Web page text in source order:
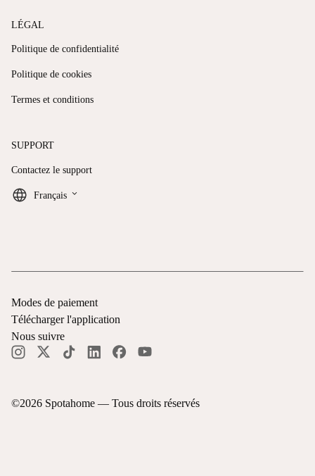
LÉGAL
Politique de confidentialité
Politique de cookies
Termes et conditions
SUPPORT
Contactez le support
Français keyboard_arrow_down
©2026 Spotahome — Tous droits réservés
Modes de paiement
Télécharger l'application
Nous suivre